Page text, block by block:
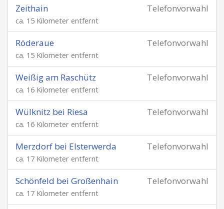
Telefonvorwahl
Zeithain
ca. 15 Kilometer entfernt
Telefonvorwahl
Röderaue
ca. 15 Kilometer entfernt
Telefonvorwahl
Weißig am Raschütz
ca. 16 Kilometer entfernt
Telefonvorwahl
Wülknitz bei Riesa
ca. 16 Kilometer entfernt
Telefonvorwahl
Merzdorf bei Elsterwerda
ca. 17 Kilometer entfernt
Telefonvorwahl
Schönfeld bei Großenhain
ca. 17 Kilometer entfernt